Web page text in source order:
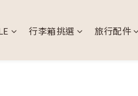
行李箱挑選 旅行配件